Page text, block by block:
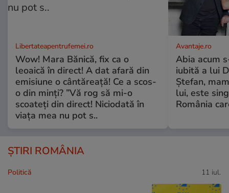
Libertateapentrufemei.ro
Wow! Mara Bănică, fix ca o
leoaică în direct! A dat afară din
emisiune o cântăreață! Ce a scos-
o din minți? ”Vă rog să mi-o
scoateți din direct! Niciodată în
viața mea nu pot s..
Avantaje.ro
Abia acum
iubită a lui
Ștefan,
lui, este
România
ȘTIRI ROMÂNIA
Politică 11 iul.